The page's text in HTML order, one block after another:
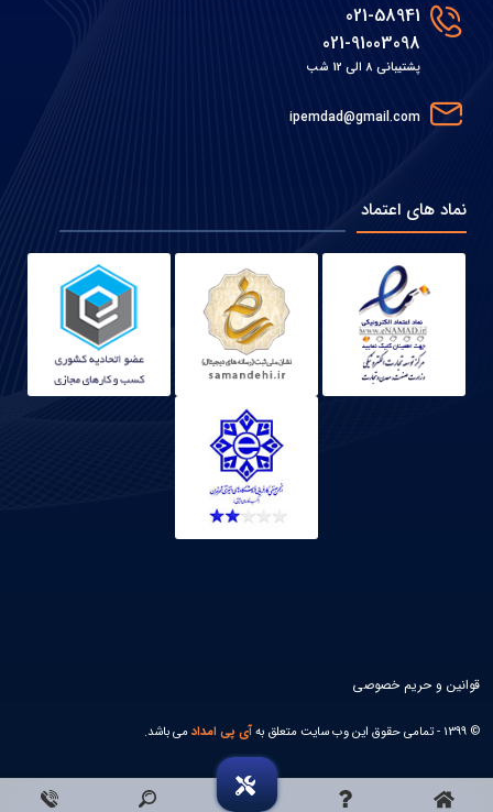
021-58941
021-91003098
پشتیبانی 8 الی 12 شب
ipemdad@gmail.com
نماد های اعتماد
© 1399 - تمامی حقوق این وب سایت متعلق به آی پی امدادمی باشد.
قوانین و حریم خصوصی